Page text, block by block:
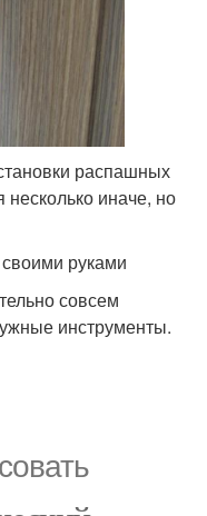
распашных
иначе, но
руками
совсем
инструменты.